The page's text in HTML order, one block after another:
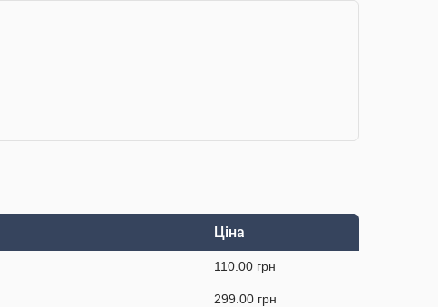
Ціна
110.00 грн
299.00 грн